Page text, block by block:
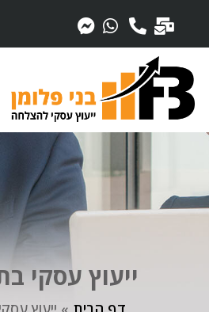
ייעוץ עסקי